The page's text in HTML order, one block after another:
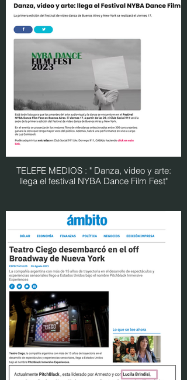
TELEFE MEDIOS : " Danza, video y arte:
llega el festival NYBA Dance Film Fest"